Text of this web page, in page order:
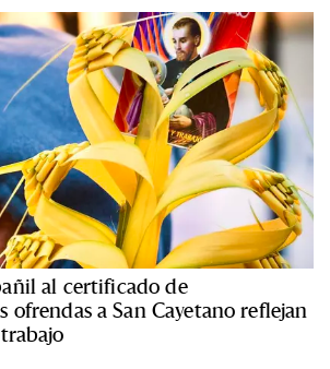
al certificado de
ofrendas a San Cayetano reflejan